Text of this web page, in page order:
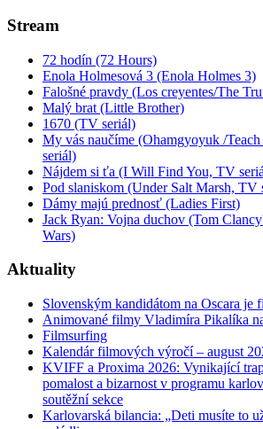
Stream
72 hodín (72 Hours)
Enola Holmesová 3 (Enola Holmes 3)
Falošné pravdy (Los creyentes/The
Malý brat (Little Brother)
1670 (TV seriál)
My vás naučíme (Ohamgyoyuk /
seriál)
Nájdem si ťa (I Will Find You, TV
Pod slaniskom (Under Salt Marsh, TV
Dámy majú prednosť (Ladies First)
Jack Ryan: Vojna duchov (Tom
Wars)
Aktuality
Slovenským kandidátom na Oscara je
Animované filmy Vladimíra Pikalíka
Filmsurfing
Kalendár filmových výročí – august
KVIFF a Proxima 2026: Vynikající
pomalost a bizarnost v programu
soutěžní sekce
Karlovarská bilancia: „Deti musíte to